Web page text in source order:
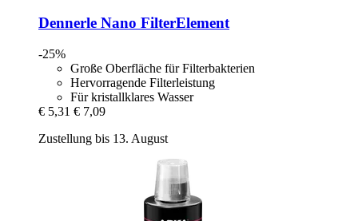
Dennerle Nano FilterElement
-25%
Große Oberfläche für Filterbakterien
Hervorragende Filterleistung
Für kristallklares Wasser
€ 5,31 € 7,09
Zustellung bis 13. August